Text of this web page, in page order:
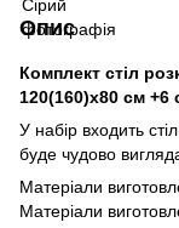
Опис
Комплект стіл
120(160)х80 см +6
У набір входить стіл
буде чудово
Матеріали
Матеріали